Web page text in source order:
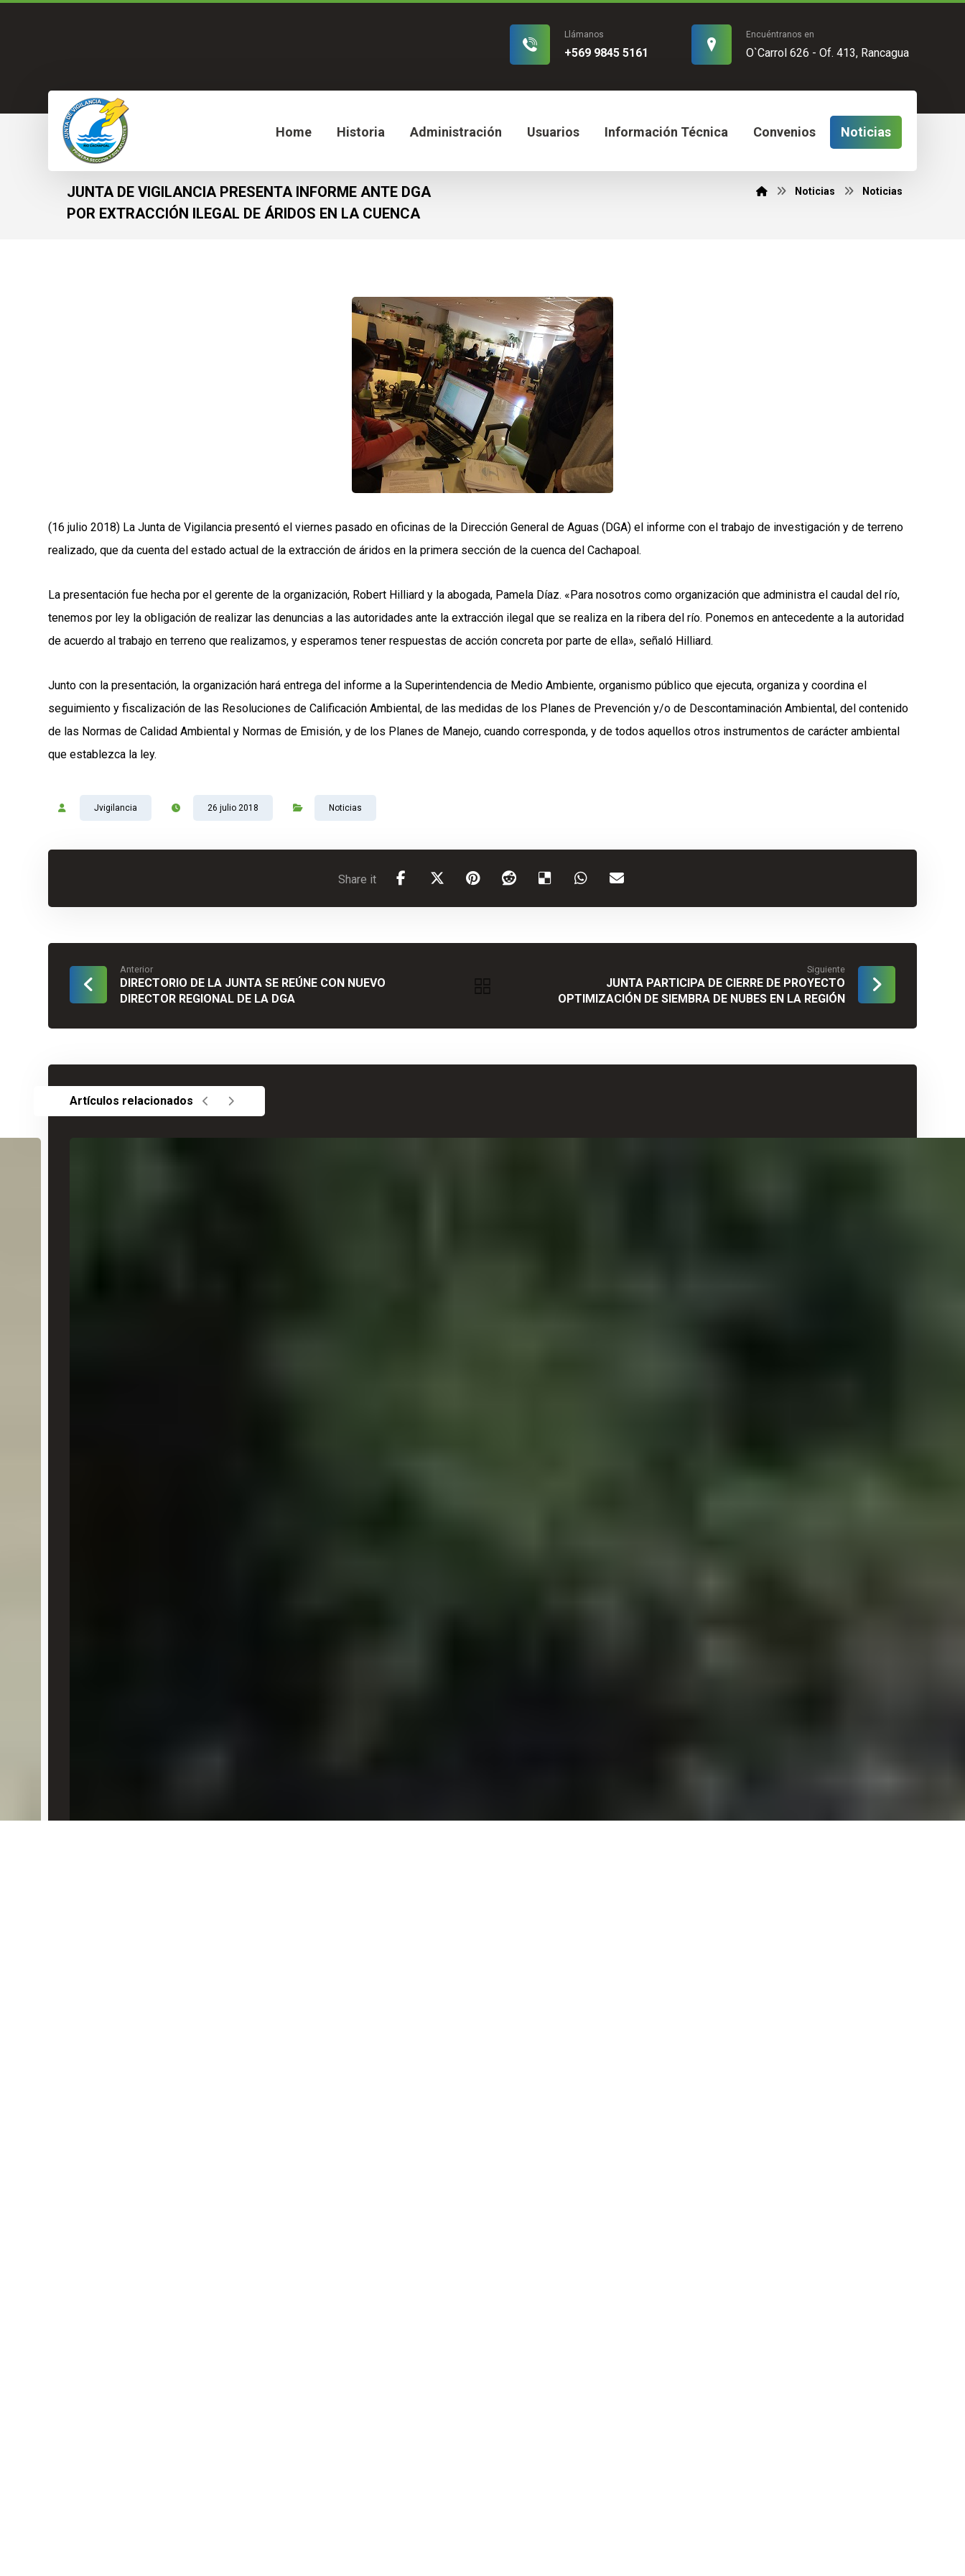
Encuéntranos en
O`Carrol 626 - Of. 413, Rancagua
Llámanos
+569 9845 5161
Home Historia Administración Usuarios Información Técnica Convenios Noticias
JUNTA DE VIGILANCIA PRESENTA INFORME ANTE DGA
POR EXTRACCIÓN ILEGAL DE ÁRIDOS EN LA CUENCA
Noticias Noticias
(16 julio 2018) La Junta de Vigilancia presentó el viernes pasado en oficinas de la Dirección General de Aguas (DGA) el informe con el trabajo de investigación y de terreno
realizado, que da cuenta del estado actual de la extracción de áridos en la primera sección de la cuenca del Cachapoal.
La presentación fue hecha por el gerente de la organización, Robert Hilliard y la abogada, Pamela Díaz. «Para nosotros como organización que administra el caudal del río,
tenemos por ley la obligación de realizar las denuncias a las autoridades ante la extracción ilegal que se realiza en la ribera del río. Ponemos en antecedente a la autoridad
de acuerdo al trabajo en terreno que realizamos, y esperamos tener respuestas de acción concreta por parte de ella», señaló Hilliard.
Junto con la presentación, la organización hará entrega del informe a la Superintendencia de Medio Ambiente, organismo público que ejecuta, organiza y coordina el
seguimiento y fiscalización de las Resoluciones de Calificación Ambiental, de las medidas de los Planes de Prevención y/o de Descontaminación Ambiental, del contenido
de las Normas de Calidad Ambiental y Normas de Emisión, y de los Planes de Manejo, cuando corresponda, y de todos aquellos otros instrumentos de carácter ambiental
que establezca la ley.
Jvigilancia 26 julio 2018 Noticias
Anterior
DIRECTORIO DE LA JUNTA SE REÚNE CON NUEVO
DIRECTOR REGIONAL DE LA DGA
Siguiente
JUNTA PARTICIPA DE CIERRE DE PROYECTO
OPTIMIZACIÓN DE SIEMBRA DE NUBES EN LA REGIÓN
Artículos relacionados